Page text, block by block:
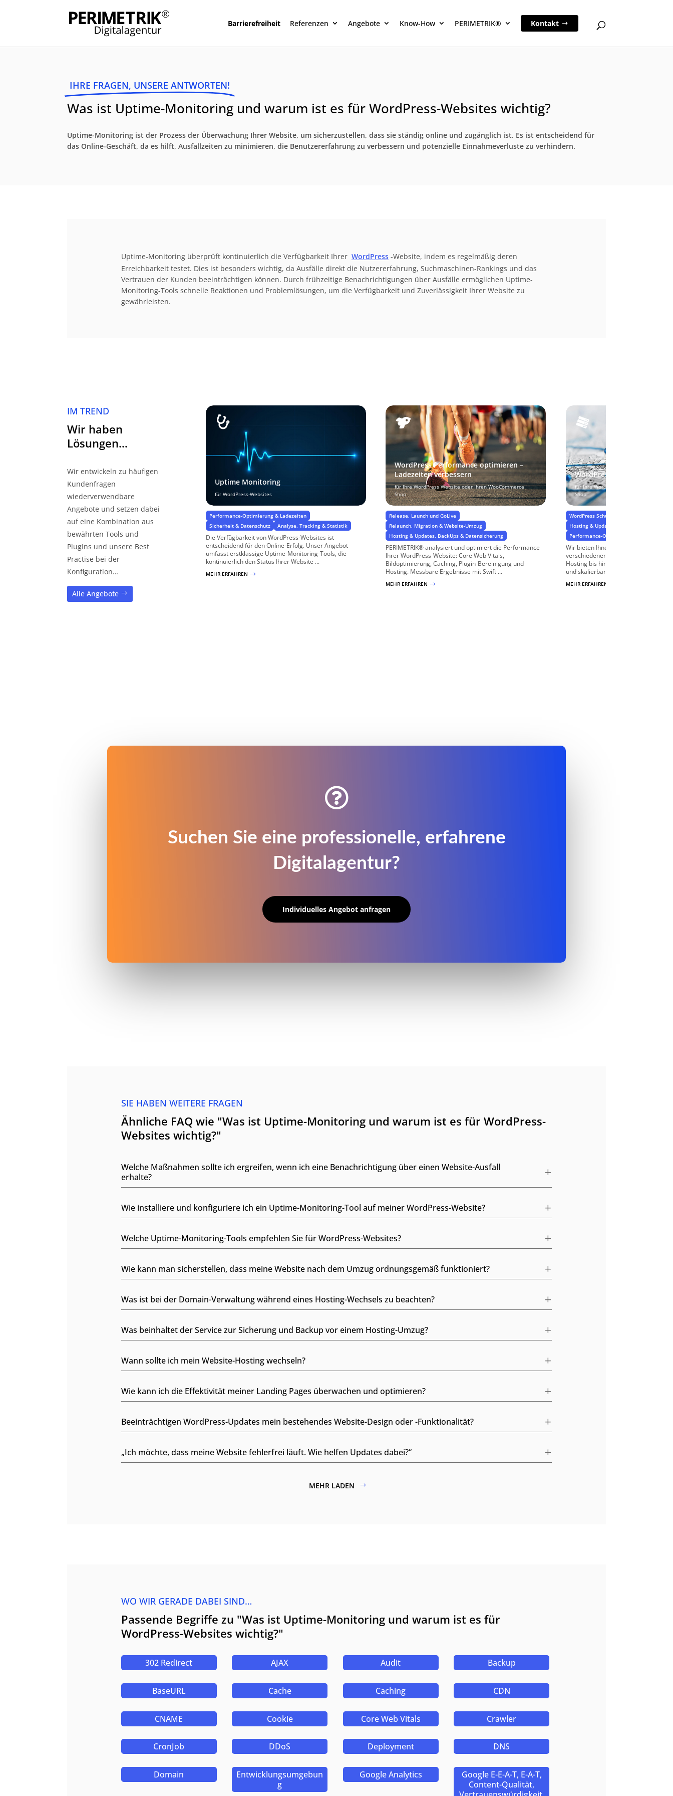
Barrierefreiheit Referenzen Angebote Know-How PERIMETRIK® Kontakt
IHRE FRAGEN, UNSERE ANTWORTEN!
Was ist Uptime-Monitoring und warum ist es für WordPress-Websites wichtig?
Uptime-Monitoring ist der Prozess der Überwachung Ihrer Website, um sicherzustellen, dass sie ständig online und zugänglich ist. Es ist entscheidend für
das Online-Geschäft, da es hilft, Ausfallzeiten zu minimieren, die Benutzererfahrung zu verbessern und potenzielle Einnahmeverluste zu verhindern.
Uptime-Monitoring überprüft kontinuierlich die Verfügbarkeit Ihrer WordPress -Website, indem es regelmäßig deren
Erreichbarkeit testet. Dies ist besonders wichtig, da Ausfälle direkt die Nutzererfahrung, Suchmaschinen-Rankings und das
Vertrauen der Kunden beeinträchtigen können. Durch frühzeitige Benachrichtigungen über Ausfälle ermöglichen Uptime-
Monitoring-Tools schnelle Reaktionen und Problemlösungen, um die Verfügbarkeit und Zuverlässigkeit Ihrer Website zu
gewährleisten.
IM TREND
Wir haben
Lösungen…
Wir entwickeln zu häufigen
Kundenfragen
wiederverwendbare
Angebote und setzen dabei
auf eine Kombination aus
bewährten Tools und
PlugIns und unsere Best
Practise bei der
Konfiguration…
Alle Angebote
Uptime Monitoring
für WordPress-Websites
Performance-Optimierung & Ladezeiten
Sicherheit & Datenschutz
Analyse, Tracking & Statistik
Die Verfügbarkeit von WordPress-Websites ist
entscheidend für den Online-Erfolg. Unser Angebot
umfasst erstklassige Uptime-Monitoring-Tools, die
kontinuierlich den Status Ihrer Website ...
MEHR ERFAHREN $
WordPress Performance optimieren –
Ladezeiten verbessern
für Ihre WordPress Website oder Ihren WooCommerce
Shop
Release, Launch und GoLive
Relaunch, Migration & Website-Umzug
Hosting & Updates, BackUps & Datensicherung
PERIMETRIK® analysiert und optimiert die Performance
Ihrer WordPress-Website: Core Web Vitals,
Bildoptimierung, Caching, Plugin-Bereinigung und
Hosting. Messbare Ergebnisse mit Swift ...
MEHR ERFAHREN $
WordPress Webhosting
für Ihre WordPress Website oder Ihren
Shop
WordPress Schulungen & Support
Hosting & Updates, BackUps &
Performance-Optimierung & Ladezeiten
Wir bieten Ihnen professionelles
verschiedenen Leistungsstufen, von
Hosting bis hin zu leistungsstarken
und skalierbarem ...
MEHR ERFAHREN

Suchen Sie eine professionelle, erfahrene
Digitalagentur?
Individuelles Angebot anfragen
SIE HABEN WEITERE FRAGEN
Ähnliche FAQ wie "Was ist Uptime-Monitoring und warum ist es für WordPress-
Websites wichtig?"
Welche Maßnahmen sollte ich ergreifen, wenn ich eine Benachrichtigung über einen Website-Ausfall
erhalte?
Wie installiere und konfiguriere ich ein Uptime-Monitoring-Tool auf meiner WordPress-Website?
Welche Uptime-Monitoring-Tools empfehlen Sie für WordPress-Websites?
Wie kann man sicherstellen, dass meine Website nach dem Umzug ordnungsgemäß funktioniert?
Was ist bei der Domain-Verwaltung während eines Hosting-Wechsels zu beachten?
Was beinhaltet der Service zur Sicherung und Backup vor einem Hosting-Umzug?
Wann sollte ich mein Website-Hosting wechseln?
Wie kann ich die Effektivität meiner Landing Pages überwachen und optimieren?
Beeinträchtigen WordPress-Updates mein bestehendes Website-Design oder -Funktionalität?
„Ich möchte, dass meine Website fehlerfrei läuft. Wie helfen Updates dabei?“
MEHR LADEN
WO WIR GERADE DABEI SIND…
Passende Begriffe zu "Was ist Uptime-Monitoring und warum ist es für
WordPress-Websites wichtig?"
302 Redirect AJAX Audit Backup
BaseURL Cache Caching CDN
CNAME Cookie Core Web Vitals Crawler
CronJob DDoS Deployment DNS
Domain
Entwicklungsumgebun
g
Google Analytics
Google E-E-A-T, E-A-T,
Content-Qualität,